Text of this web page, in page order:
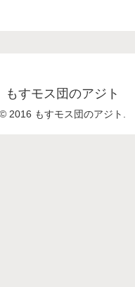
もすモス団のアジト
© 2016 もすモス団のアジト.